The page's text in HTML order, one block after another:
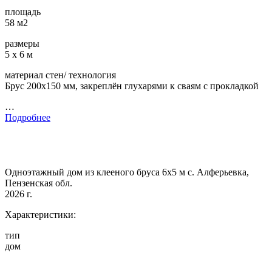
площадь
58 м2
размеры
5 х 6 м
материал стен/ технология
Брус 200х150 мм, закреплён глухарями к сваям с прокладкой
…
Подробнее
Одноэтажный дом из клееного бруса 6х5 м с. Алферьевка,
Пензенская обл.
2026 г.
Характеристики:
тип
дом